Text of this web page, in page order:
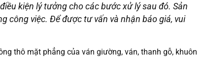
kiện lý tưởng cho các bước xử lý sau đó. Sản
công việc. Để được tư vấn và nhận báo giá, vui
thô mặt phẳng của ván giường, ván, thanh gỗ, khuôn